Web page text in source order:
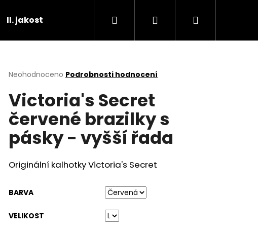
II. jakost Hledat PřihlášeníNákupní
Průměrné
produktu
je
0,0
z
5
hvězdiček.
Neohodnoceno Podrobnosti hodnocení
Victoria's Secret
červené brazilky s
pásky - vyšší řada
Originální kalhotky Victoria's Secret
BARVA
VELIKOST